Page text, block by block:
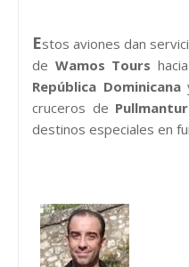
Estos aviones dan
de Wamos Tours
República Dominicana
cruceros de
destinos especiales en